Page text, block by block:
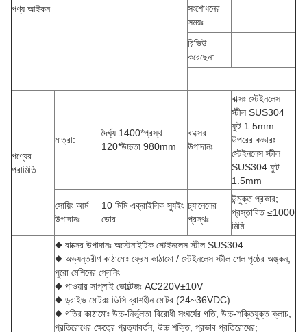
পণ্য আইকন
সংশোধনের
সময়ঃ
রিভিউ
করেছেন:
পণ্যের
পরামিতি
মাত্রা:
দৈর্ঘ্য 1400*প্রস্থ
120*উচ্চতা 980mm
বাক্সের
উপাদানঃ
বাক্সঃ স্টেইনলেস
স্টীল SUS304
ফুট 1.5mm
উপরের কভারঃ
স্টেইনলেস স্টীল
SUS304 ফুট
1.5mm
সোয়িং আর্ম
উপাদানঃ
10 মিমি এক্রাইলিক স্যুইং
ডোর
চ্যানেলের
প্রস্থঃ
উন্মুক্ত প্রকার;
প্রস্তাবিত ≤1000
মিমি
◆ বাক্সের উপাদানঃ অস্টেনাইটিক স্টেইনলেস স্টীল SUS304
◆ অভ্যন্তরীণ কাঠামোঃ ফ্রেম কাঠামো / স্টেইনলেস স্টীল শেল পৃষ্ঠের অঙ্কন,
পুরো মেশিনের প্লেনিং
◆ পাওয়ার সাপ্লাই ভোল্টেজঃ AC220V±10V
◆ ড্রাইভ মোটরঃ ডিসি ব্রাশহীন মোটর (24~36VDC)
◆ গতির কাঠামোঃ উচ্চ-নির্ভুলতা বিরোধী সংঘর্ষের গতি, উচ্চ-শক্তিযুক্ত ক্লাচ,
প্রতিরোধের ক্ষেত্রে প্রত্যাবর্তন, উচ্চ শক্তি, প্রভাব প্রতিরোধের;